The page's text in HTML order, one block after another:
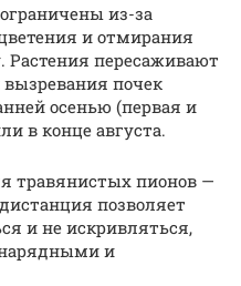
из-за
и отмирания
пересаживают
вызревания почек
осенью (первая и
в конце августа.
травянистых пионов —
позволяет
и не искривляться,
и